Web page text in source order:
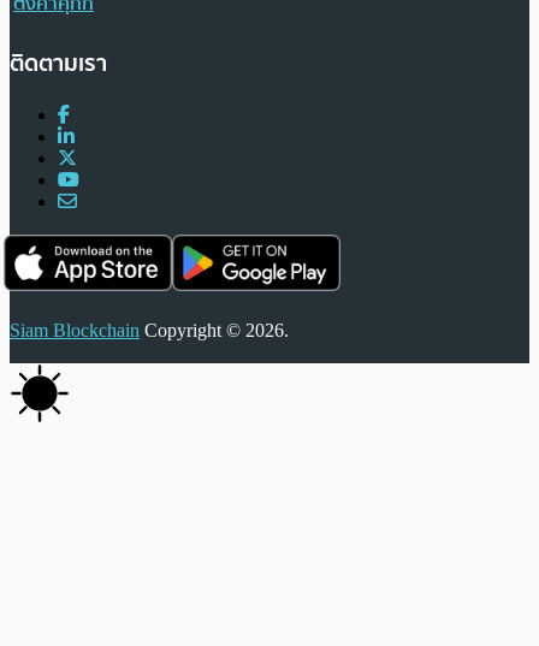
ติดตามเรา
Siam Blockchain Copyright © 2026.